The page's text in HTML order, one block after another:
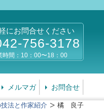
にお問合せください
756-3178
時間：10：00〜18：00
メルマガ お問合せ
技法と作家紹介
橘 良子